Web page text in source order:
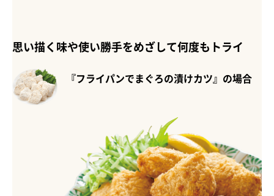
思い描く味や使い勝手をめざして何度もトライ
『フライパンでまぐろの漬けカツ』の場合